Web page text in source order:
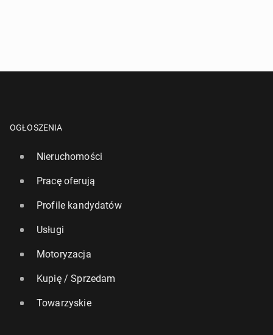
OGŁOSZENIA
Nieruchomości
Pracę oferują
Profile kandydatów
Usługi
Motoryzacja
Kupię / Sprzedam
Towarzyskie